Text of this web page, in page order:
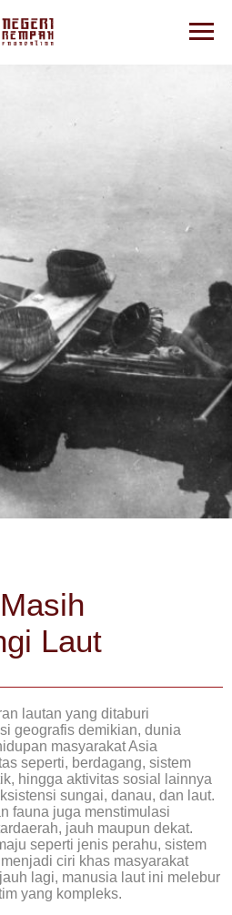
Laut
lautan yang ditaburi
geografis demikian, dunia
masyarakat Asia
seperti, berdagang, sistem
hingga aktivitas sosial lainnya
sungai, danau, dan laut.
fauna juga menstimulasi
jauh maupun dekat.
seperti jenis perahu, sistem
ciri khas masyarakat
lagi, manusia laut ini melebur
yang kompleks.